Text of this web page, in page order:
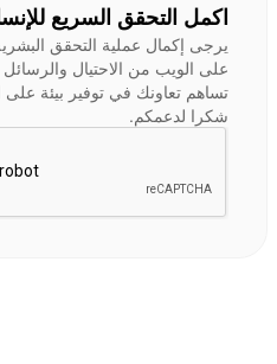
اكمل التحقق السريع
يرجى إكمال عملية التحقق
على الويب من الاحتيال
تساهم تعاونك في توفير بيئة على
شكرا لدعمكم.